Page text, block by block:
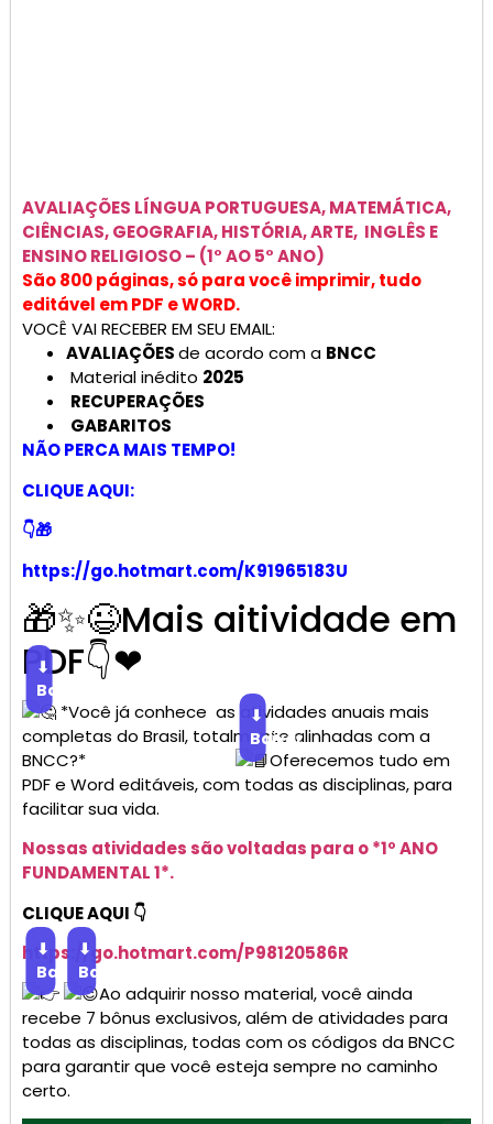
AVALIAÇÕES LÍNGUA PORTUGUESA, MATEMÁTICA,
CIÊNCIAS, GEOGRAFIA, HISTÓRIA, ARTE, INGLÊS E
ENSINO RELIGIOSO – (1° AO 5° ANO)
São 800 páginas, só para você imprimir, tudo
editável em PDF e WORD.
VOCÊ VAI RECEBER EM SEU EMAIL:
AVALIAÇÕESde acordo com a BNCC
Material inédito 2025
RECUPERAÇÕES
GABARITOS
NÃO PERCA MAIS TEMPO!
CLIQUE AQUI:
👇🎁
https://go.hotmart.com/K91965183U
🎁✨😉Mais aitividade em
PDF👇❤
⬇
Baixar
*Você já conhece as atividades anuais mais
completas do Brasil, totalmente alinhadas com a
BNCC?*
⬇
Baixar
Oferecemos tudo em
PDF e Word editáveis, com todas as disciplinas, para
facilitar sua vida.
Nossas atividades são voltadas para o *1º ANO
FUNDAMENTAL 1*.
CLIQUE AQUI 👇
https://go.hotmart.com/P98120586R
⬇
Baixar
⬇
Baixar
Ao adquirir nosso material, você ainda
recebe 7 bônus exclusivos, além de atividades para
todas as disciplinas, todas com os códigos da BNCC
para garantir que você esteja sempre no caminho
certo.